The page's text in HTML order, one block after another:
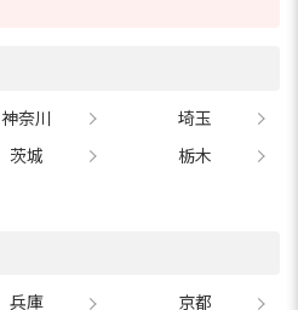
神奈川
埼玉
茨城
栃木
兵庫 京都